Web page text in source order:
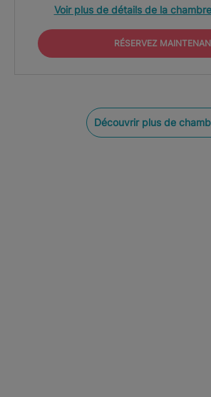
Voir plus de détails de la chambre
RÉSERVEZ
Découvrir plus de